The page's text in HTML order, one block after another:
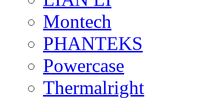
Montech
PHANTEKS
Powercase
Thermalright